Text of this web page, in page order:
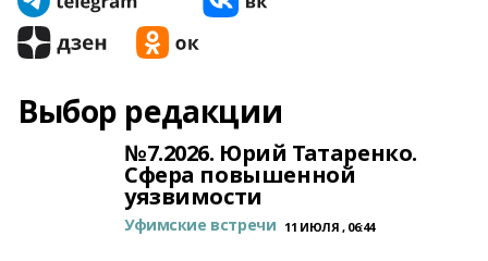
Выбор редакции
№7.2026. Юрий Татаренко.
Сфера повышенной
уязвимости
Уфимские встречи 11 ИЮЛЯ , 06:44